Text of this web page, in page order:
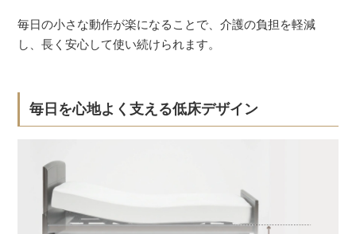
毎日の小さな動作が楽になることで、介護の負担を軽減
し、長く安心して使い続けられます。
毎日を心地よく支える低床デザイン